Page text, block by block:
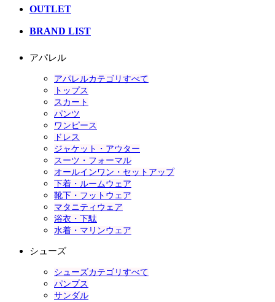
OUTLET
BRAND LIST
アパレル
アパレルカテゴリすべて
トップス
スカート
パンツ
ワンピース
ドレス
ジャケット・アウター
スーツ・フォーマル
オールインワン・セットアップ
下着・ルームウェア
靴下・フットウェア
マタニティウェア
浴衣・下駄
水着・マリンウェア
シューズ
シューズカテゴリすべて
パンプス
サンダル